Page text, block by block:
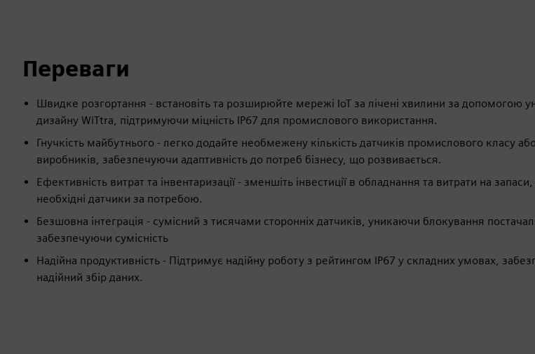
Переваги
Швидке розгортання - встановіть та розширюйте мережі IoT за лічені хвилини за допомогою
дизайну WiTtra, підтримуючи міцність IP67 для промислового використання.
Гнучкість майбутнього - легко додайте необмежену кількість датчиків промислового класу
виробників, забезпечуючи адаптивність до потреб бізнесу, що розвивається.
Ефективність витрат та інвентаризації - зменшіть інвестиції в обладнання та витрати на
необхідні датчики за потребою.
Безшовна інтеграція - сумісний з тисячами сторонніх датчиків, уникаючи блокування
забезпечуючи сумісність
Надійна продуктивність - Підтримує надійну роботу з рейтингом IP67 у складних умовах,
надійний збір даних.